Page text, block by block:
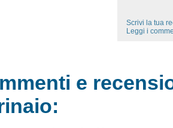
Scrivi la tua
Leggi i
e